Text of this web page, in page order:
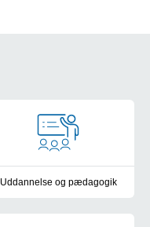
Uddannelse og pædagogik